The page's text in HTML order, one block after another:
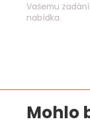
Vašemu
nabídka.
Mohlo